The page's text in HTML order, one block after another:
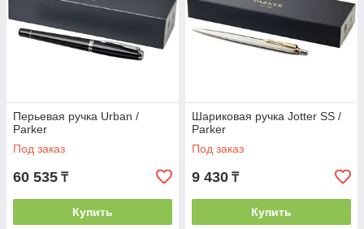
Перьевая ручка Urban /
Parker
Под заказ
60 535 ₸
Купить
Шариковая ручка Jotter SS /
Parker
Под заказ
9 430 ₸
Купить